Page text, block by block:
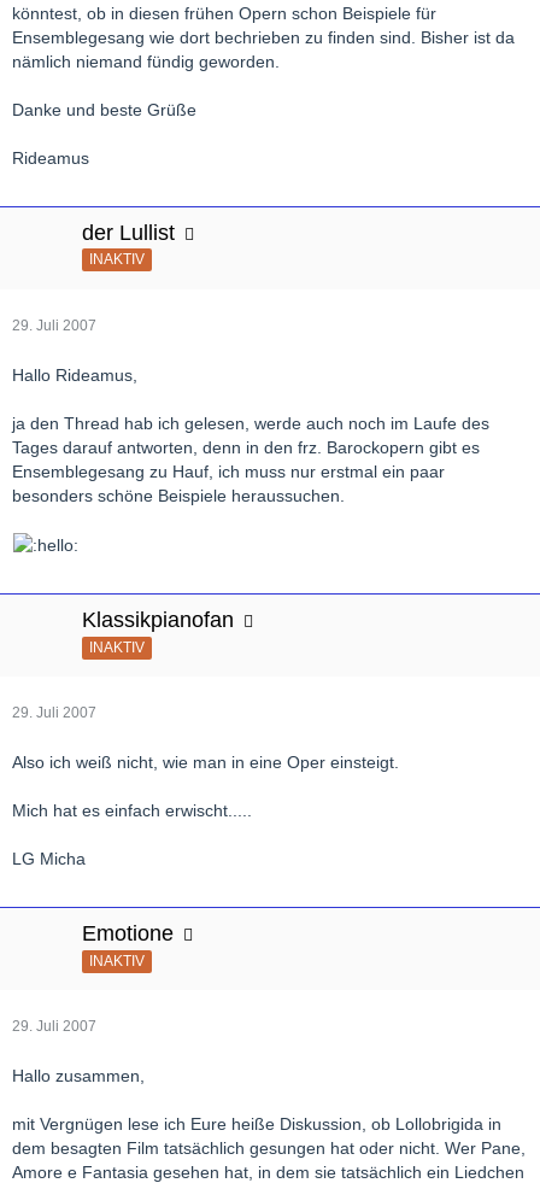
könntest, ob in diesen frühen Opern schon Beispiele für
Ensemblegesang wie dort bechrieben zu finden sind. Bisher ist da
nämlich niemand fündig geworden.
Danke und beste Grüße
Rideamus
der Lullist
INAKTIV
29. Juli 2007
Hallo Rideamus,
ja den Thread hab ich gelesen, werde auch noch im Laufe des
Tages darauf antworten, denn in den frz. Barockopern gibt es
Ensemblegesang zu Hauf, ich muss nur erstmal ein paar
besonders schöne Beispiele heraussuchen.
Klassikpianofan
INAKTIV
29. Juli 2007
Also ich weiß nicht, wie man in eine Oper einsteigt.
Mich hat es einfach erwischt.....
LG Micha
Emotione
INAKTIV
29. Juli 2007
Hallo zusammen,
mit Vergnügen lese ich Eure heiße Diskussion, ob Lollobrigida in
dem besagten Film tatsächlich gesungen hat oder nicht. Wer Pane,
Amore e Fantasia gesehen hat, in dem sie tatsächlich ein Liedchen